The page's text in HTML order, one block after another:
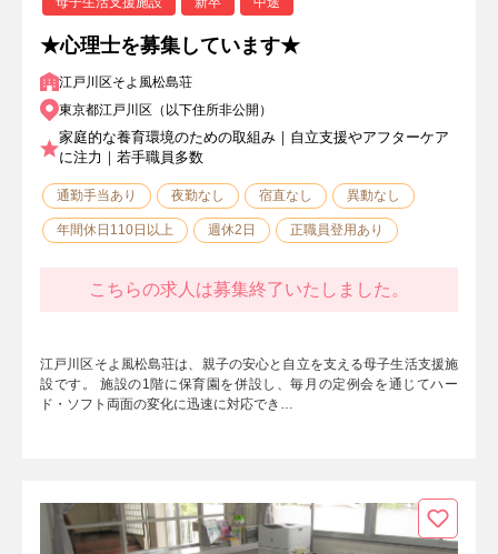
★心理士を募集しています★
江戸川区そよ風松島荘
東京都江戸川区（以下住所非公開）
家庭的な養育環境のための取組み｜自立支援やアフターケア
に注力｜若手職員多数
通勤手当あり 夜勤なし 宿直なし 異動なし
年間休日110日以上 週休2日 正職員登用あり
こちらの求人は募集終了いたしました。
江戸川区そよ風松島荘は、親子の安心と自立を支える母子生活支援施
設です。 施設の1階に保育園を併設し、毎月の定例会を通じてハー
ド・ソフト両面の変化に迅速に対応でき…